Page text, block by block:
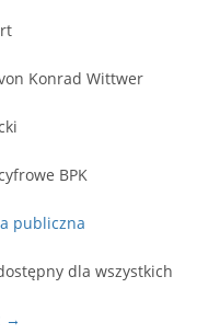
Konrad Wittwer
BPK
publiczna
dla wszystkich
→